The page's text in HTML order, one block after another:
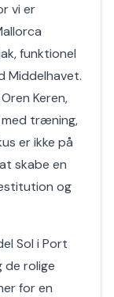
vi er
funktionel
Middelhavet.
Keren,
med træning,
er ikke på
skabe en
og
Sol i Port
de rolige
for en